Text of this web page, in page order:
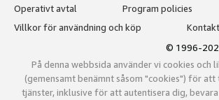
Operativt avtal
Program policies
Villkor för användning och köp
© 1996-
På denna webbsida använder vi cookies och
(gemensamt benämnt såsom "cookies") för
tjänster, inklusive för att autentisera dig,